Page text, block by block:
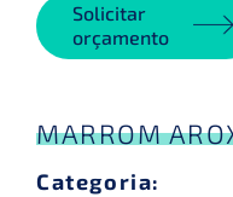
Solicitar
orçamento
MARROM
Categoria: